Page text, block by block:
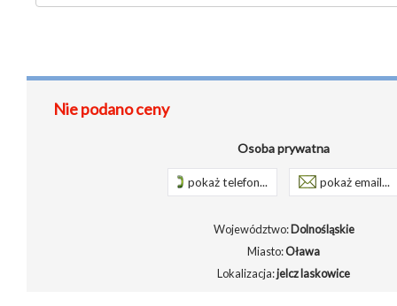
Nie podano ceny
Osoba prywatna
pokaż telefon... pokaż email...
Województwo:Dolnośląskie
Miasto:Oława
Lokalizacja:jelcz laskowice